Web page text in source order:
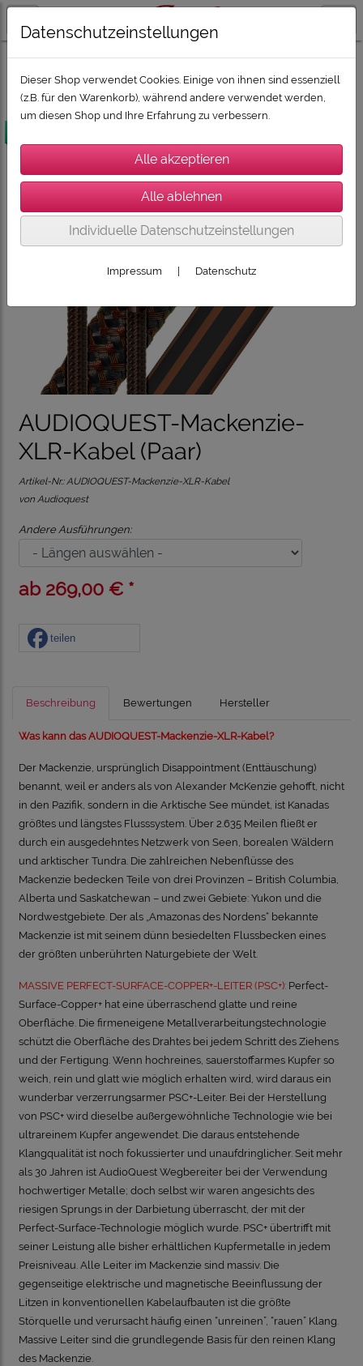
ZUBEHÖR AUDIOQUEST Spitzenkabel
AUDIOQUEST-Mackenzie-
XLR-Kabel (Paar)
Artikel-Nr.:AUDIOQUEST-Mackenzie-XLR-Kabel
von Audioquest
Andere Ausführungen:
ab 269,00 € *
teilen
Beschreibung Bewertungen Hersteller
Was kann das AUDIOQUEST-Mackenzie-XLR-Kabel?
Der Mackenzie, ursprünglich Disappointment (Enttäuschung)
benannt, weil er anders als von Alexander McKenzie gehofft, nicht
in den Pazifik, sondern in die Arktische See mündet, ist Kanadas
größtes und längstes Flusssystem. Über 2.635 Meilen fließt er
durch ein ausgedehntes Netzwerk von Seen, borealen Wäldern
und arktischer Tundra. Die zahlreichen Nebenflüsse des
Mackenzie bedecken Teile von drei Provinzen – British Columbia,
Alberta und Saskatchewan – und zwei Gebiete: Yukon und die
Nordwestgebiete. Der als „Amazonas des Nordens“ bekannte
Mackenzie ist mit seinem dünn besiedelten Flussbecken eines
der größten unberührten Naturgebiete der Welt.
MASSIVE PERFECT-SURFACE-COPPER+-LEITER (PSC+): Perfect-
Surface-Copper+ hat eine überraschend glatte und reine
Oberfläche. Die firmeneigene Metallverarbeitungstechnologie
schützt die Oberfläche des Drahtes bei jedem Schritt des Ziehens
und der Fertigung. Wenn hochreines, sauerstoffarmes Kupfer so
weich, rein und glatt wie möglich erhalten wird, wird daraus ein
wunderbar verzerrungsarmer PSC+-Leiter. Bei der Herstellung
von PSC+ wird dieselbe außergewöhnliche Technologie wie bei
ultrareinem Kupfer angewendet. Die daraus entstehende
Klangqualität ist noch fokussierter und unaufdringlicher. Seit mehr
als 30 Jahren ist AudioQuest Wegbereiter bei der Verwendung
hochwertiger Metalle; doch selbst wir waren angesichts des
riesigen Sprungs in der Darbietung überrascht, der mit der
Perfect-Surface-Technologie möglich wurde. PSC+ übertrifft mit
seiner Leistung alle bisher erhältlichen Kupfermetalle in jedem
Preisniveau. Alle Leiter im Mackenzie sind massiv. Die
gegenseitige elektrische und magnetische Beeinflussung der
Litzen in konventionellen Kabelaufbauten ist die größte
Störquelle und verursacht häufig einen “unreinen”, “rauen” Klang.
Massive Leiter sind die grundlegende Basis für den reinen Klang
des Mackenzie.
Datenschutzeinstellungen
Dieser Shop verwendet Cookies. Einige von ihnen sind essenziell
(z.B. für den Warenkorb), während andere verwendet werden,
um diesen Shop und Ihre Erfahrung zu verbessern.
Individuelle Datenschutzeinstellungen
Impressum Datenschutz